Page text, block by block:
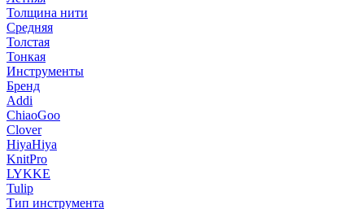
Толщина нити
Средняя
Толстая
Тонкая
Инструменты
Бренд
Addi
ChiaoGoo
Clover
HiyaHiya
KnitPro
LYKKE
Tulip
Тип инструмента